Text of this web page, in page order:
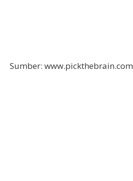
Sumber: www.pickthebrain.com